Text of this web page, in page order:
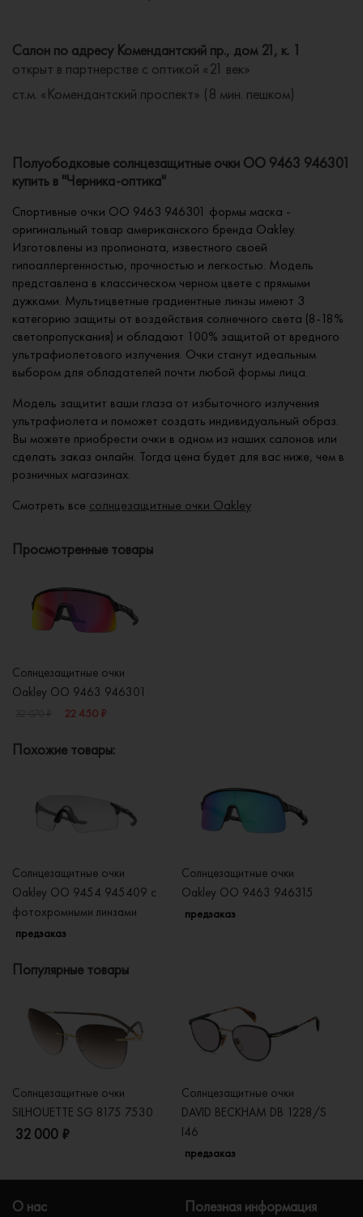
Салон по адресу Комендантский пр., дом 21, к. 1
открыт в партнерстве с оптикой «21 век»
ст.м. «Комендантский проспект» (8 мин. пешком)
Полуободковые солнцезащитные очки OO 9463 946301
купить в "Черника-оптика"
Спортивные очки OO 9463 946301 формы маска -
оригинальный товар американского бренда Oakley.
Изготовлены из пропионата, известного своей
гипоаллергенностью, прочностью и легкостью. Модель
представлена в классическом черном цвете с прямыми
дужками. Мультицветные градиентные линзы имеют 3
категорию защиты от воздействия солнечного света (8-18%
светопропускания) и обладают 100% защитой от вредного
ультрафиолетового излучения. Очки станут идеальным
выбором для обладателей почти любой формы лица.
Модель защитит ваши глаза от избыточного излучения
ультрафиолета и поможет создать индивидуальный образ.
Вы можете приобрести очки в одном из наших салонов или
сделать заказ онлайн. Тогда цена будет для вас ниже, чем в
розничных магазинах.
Смотреть все солнцезащитные очки Oakley
Просмотренные товары
Солнцезащитные очки
Oakley OO 9463 946301
22 450 ₽
Похожие товары:
Солнцезащитные очки
Oakley OO 9454 945409 с
фотохромными линзами
предзаказ
Солнцезащитные очки
Oakley OO 9463 946315
предзаказ
Популярные товары
Солнцезащитные очки
SILHOUETTE SG 8175 7530
32 000 ₽
Солнцезащитные очки
DAVID BECKHAM DB 1228/S
I46
предзаказ
О нас
Полезная информация